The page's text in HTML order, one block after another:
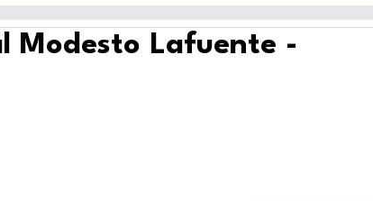
Modesto Lafuente -